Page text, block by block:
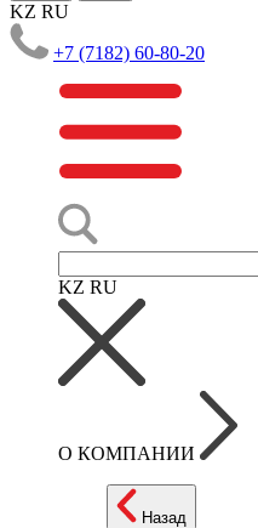
KZ RU
+7 (7182) 60-80-20
KZ RU
О КОМПАНИИ
Назад